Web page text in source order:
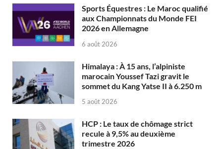
Sports Équestres : Le Maroc qualifié
aux Championnats du Monde FEI
2026 en Allemagne
6 août 2026
Himalaya : À 15 ans, l’alpiniste
marocain Youssef Tazi gravit le
sommet du Kang Yatse II à 6.250 m
5 août 2026
HCP : Le taux de chômage strict
recule à 9,5% au deuxième
trimestre 2026